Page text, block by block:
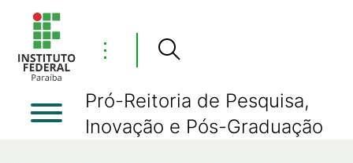
⋮
Pró-Reitoria de Pesquisa,
Inovação e Pós-Graduação